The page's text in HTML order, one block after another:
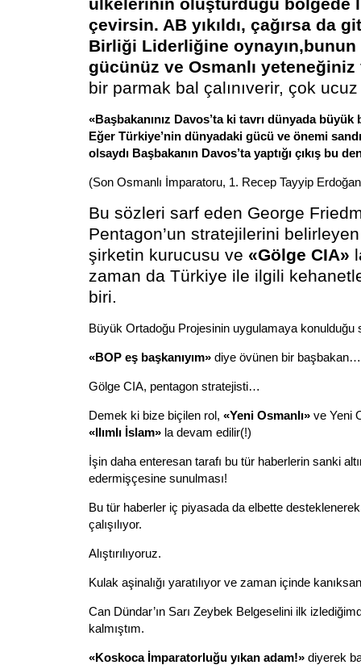
ülkelerinin oluşturduğu bölgede
çevirsin. AB yıkıldı, çağırsa da
Birliği Liderliğine
gücünüz ve Osmanlı yeteneğiniz
bir parmak bal çalınıverir, çok
«Başbakanınız Davos’ta ki tavrı dünyada büyük
Eğer Türkiye’nin dünyadaki gücü ve önemi
olsaydı Başbakanın Davos’ta yaptığı çıkış bu
(Son Osmanlı İmparatoru, 1. Recep Tayyip
Bu sözleri sarf eden George
Pentagon’un stratejilerini
şirketin kurucusu ve «Gölge CIA»
zaman da Türkiye ile ilgili
biri.
Büyük Ortadoğu Projesinin uygulamaya
«BOP eş başkanıyım» diye övünen bir başbakan…
Gölge CIA, pentagon stratejisti…
Demek ki bize biçilen rol, «Yeni Osmanlı» ve Yeni
«Ilımlı İslam» la devam edilir(!)
İşin daha enteresan tarafı bu tür haberlerin sanki
edermişçesine sunulması!
Bu tür haberler iç piyasada da elbette
çalışılıyor.
Alıştırılıyoruz.
Kulak aşinalığı yaratılıyor ve zaman içinde
Can Dündar’ın Sarı Zeybek Belgeselini ilk
kalmıştım.
«Koskoca İmparatorluğu yıkan adam!» diyerek